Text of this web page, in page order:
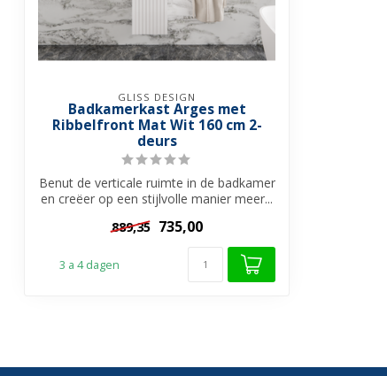
GLISS DESIGN
Badkamerkast Arges met
Ribbelfront Mat Wit 160 cm 2-
deurs
Benut de verticale ruimte in de badkamer
en creëer op een stijlvolle manier meer...
889,35 735,00
3 a 4 dagen